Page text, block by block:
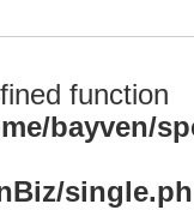
function
bayven/